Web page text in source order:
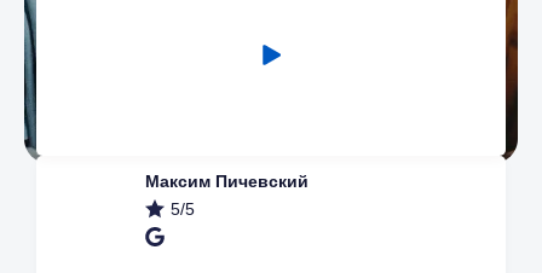
Максим Пичевский
5/5
Наши преимущества